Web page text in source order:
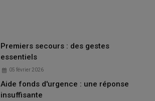
Premiers secours : des gestes
essentiels
05 février 2026
Aide fonds d'urgence : une réponse
insuffisante